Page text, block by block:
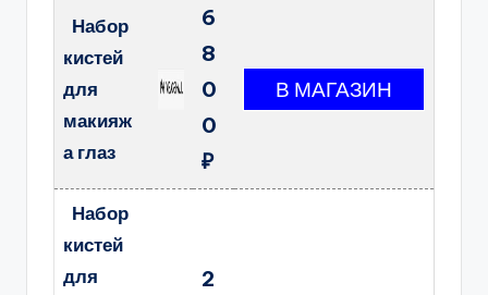
Набор
кистей
для
макияж
а глаз
6
8
0
0
₽
Набор
кистей
для
2